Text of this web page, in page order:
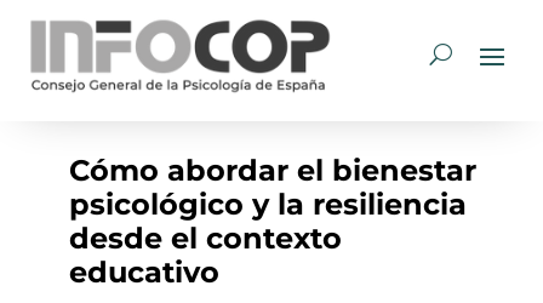
Cómo abordar el bienestar
psicológico y la resiliencia
desde el contexto
educativo